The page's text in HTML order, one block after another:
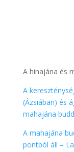
A hinajána és
A
(Ázsiában) és
mahajána
A mahajána
pontból áll –